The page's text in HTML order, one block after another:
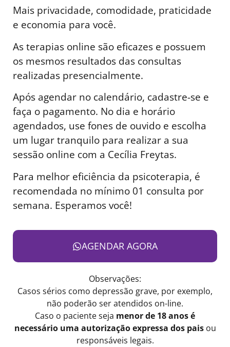
Mais privacidade, comodidade, praticidade
e economia para você.
As terapias online são eficazes e possuem
os mesmos resultados das consultas
realizadas presencialmente.
Após agendar no calendário, cadastre-se e
faça o pagamento. No dia e horário
agendados, use fones de ouvido e escolha
um lugar tranquilo para realizar a sua
sessão online com a Cecília Freytas.
Para melhor eficiência da psicoterapia, é
recomendada no mínimo 01 consulta por
semana. Esperamos você!
AGENDAR AGORA
Observações:
Casos sérios como depressão grave, por exemplo,
não poderão ser atendidos on-line.
Caso o paciente seja menor de 18 anos é
necessário uma autorização expressa dos paisou
responsáveis legais.